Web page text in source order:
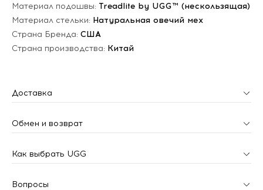
Материал подошвы: Treadlite by UGG™ (нескользящая)
Материал стельки: Натуральная овечий мех
Страна Бренда: США
Страна производства: Китай
Доставка
Обмен и возврат
Как выбрать UGG
Вопросы